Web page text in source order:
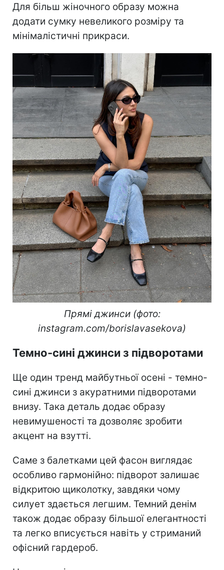
Для більш жіночного образу можна
додати сумку невеликого розміру та
мінімалістичні прикраси.
Прямі джинси (фото:
instagram.com/borislavasekova)
Темно-сині джинси з підворотами
Ще один тренд майбутньої осені - темно-
сині джинси з акуратними підворотами
внизу. Така деталь додає образу
невимушеності та дозволяє зробити
акцент на взутті.
Саме з балетками цей фасон виглядає
особливо гармонійно: підворот залишає
відкритою щиколотку, завдяки чому
силует здається легшим. Темний денім
також додає образу більшої елегантності
та легко вписується навіть у стриманий
офісний гардероб.